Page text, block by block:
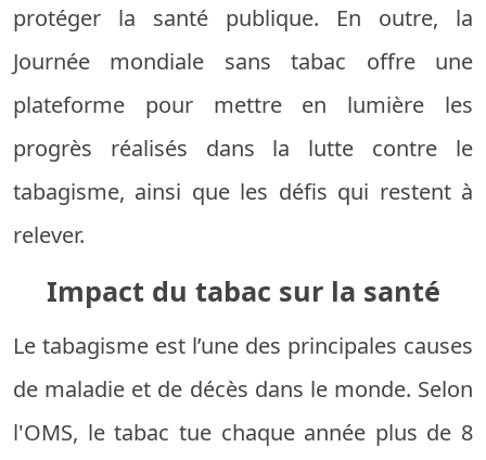
protéger la santé publique. En outre, la
Journée mondiale sans tabac offre une
plateforme pour mettre en lumière les
progrès réalisés dans la lutte contre le
tabagisme, ainsi que les défis qui restent à
relever.
Impact du tabac sur la santé
Le tabagisme est l’une des principales causes
de maladie et de décès dans le monde. Selon
l'OMS, le tabac tue chaque année plus de 8